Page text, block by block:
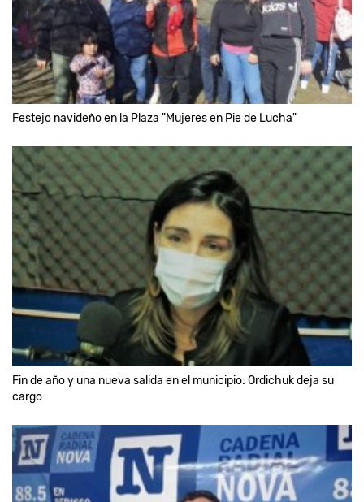
Festejo navideño en la Plaza "Mujeres en Pie de Lucha"
Fin de año y una nueva salida en el municipio: Ordichuk deja su
cargo